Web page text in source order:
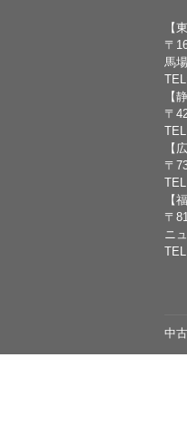
【
〒
馬
【
〒
【
〒
【
〒
ニ
中